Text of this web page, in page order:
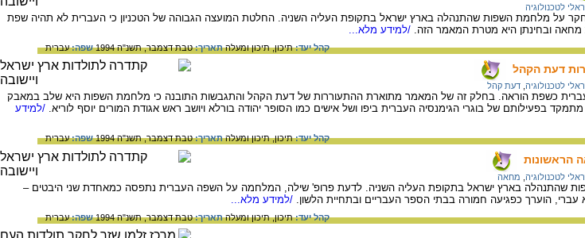
לטכנולוגיה
על מלחמת השפות שהתנהלה בארץ ישראל בתקופת העליה השניה. החלטת המועצה הגבוהה של הטכניון כי העברית לא תהיה שפת
מחאה ובחינתן היא מטרת המאמר הזה. /למידע מלא...
קהל יעד:תיכון,תיכון ומעלהתאריך:טבת דצמבר, תשנ"ה 1994 שפה:עברית
דעת הקהל
לטכנולוגיה דעת קהל
כשפת הוראה. בחלק זה של המאמר מתוארת ההתעוררות של דעת הקהל והתגבשות התובנה כי מלחמת השפות היא שלב במאבק
בפעילותם של בוגרי הגימנסיה העברית ביפו ושל אישים כמו הסופר יהודה בורלא ויושב ראש אגודת המורים יוסף לוריא. /למידע
קהל יעד:תיכון,תיכון ומעלהתאריך:טבת דצמבר, תשנ"ה 1994 שפה:עברית
הראשונות
לטכנולוגיה מחאה
בארץ ישראל בתקופת העליה השניה. לדעת פרופ' שילה, המלחמה על השפה העברית נתפסה כמאחדת שני היבטים –
עברי, הוערך כפגיעה חמורה בבתי הספר העבריים ובתחיית הלשון. /למידע מלא...
קהל יעד:תיכון,תיכון ומעלהתאריך:טבת דצמבר, תשנ"ה 1994 שפה:עברית